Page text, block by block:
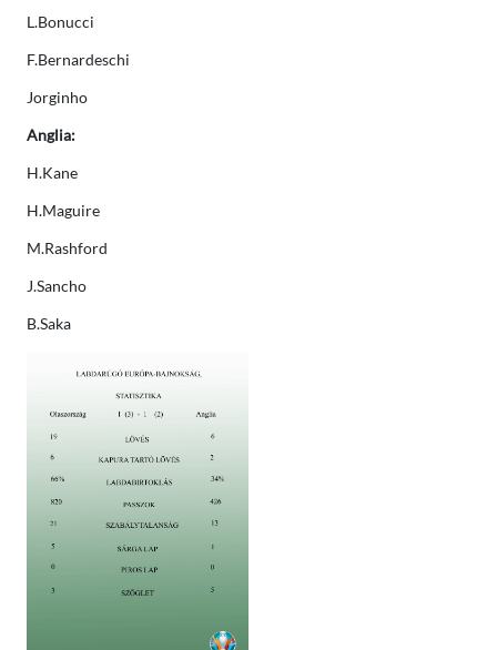
L.Bonucci
F.Bernardeschi
Jorginho
Anglia:
H.Kane
H.Maguire
M.Rashford
J.Sancho
B.Saka